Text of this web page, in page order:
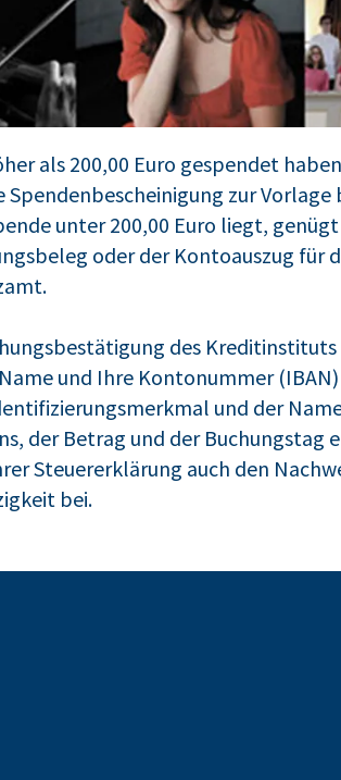
als 200,00 Euro gespendet
Spendenbescheinigung zur
unter 200,00 Euro liegt,
oder der Kontoauszug für
des
und Ihre Kontonummer
und der
der Betrag und der Buchungstag
Steuererklärung auch den
bei.